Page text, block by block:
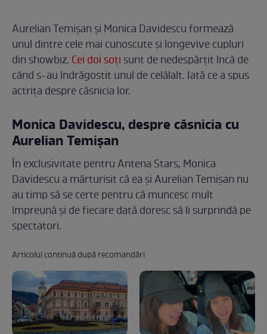
Aurelian Temișan și Monica Davidescu formează
unul dintre cele mai cunoscute și longevive cupluri
din showbiz. Cei doi soți sunt de nedespărțit încă de
când s-au îndrăgostit unul de celălalt. Iată ce a spus
actrița despre căsnicia lor.
Monica Davidescu, despre căsnicia cu
Aurelian Temișan
În exclusivitate pentru Antena Stars, Monica
Davidescu a mărturisit că ea și Aurelian Temișan nu
au timp să se certe pentru că muncesc mult
împreună și de fiecare dată doresc să îi surprindă pe
spectatori.
Articolul continuă după recomandări